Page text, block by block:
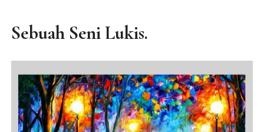
Sebuah Seni Lukis.